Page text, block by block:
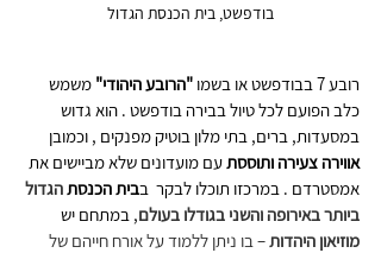
בודפשט, בית הכנסת הגדול
רובע 7 בבודפשט או בשמו "הרובע היהודי" משמש
כלב הפועם לכל טיול בבירה בודפשט . הוא גדוש
במסעדות, ברים, בתי מלון בוטיק מפנקים , וכמובן
אווירה צעירה ותוססת עם מועדונים שלא מביישים את
אמסטרדם . במרכזו תוכלו לבקר  בבית הכנסת הגדול
ביותר באירופה והשני בגודלו בעולם, במתחם יש
מוזיאון היהדות – בו ניתן ללמוד על אורח חייהם של